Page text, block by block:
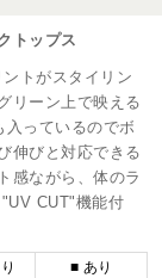
トップス
トがスタイリン
リーン上で映える
っているのでボ
伸びと対応できる
感ながら、体のラ
CUT"機能付
■ あり